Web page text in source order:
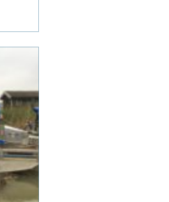
vid
gör